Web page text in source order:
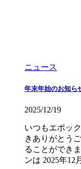
ニュース
年末年始のお知ら
2025/12/19
いつもエポッ
きありがとう
ることができ
ンは 2025年12